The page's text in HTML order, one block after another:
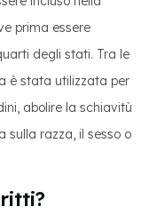
prima essere
degli stati. Tra le
è stata utilizzata per
abolire la schiavitù
sulla razza, il sesso o